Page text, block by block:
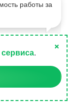
1
работы за
.
×